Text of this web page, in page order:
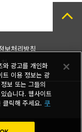
보처리방침
LTD.
와 광고를 개인화
트 이용 정보는 광
보 또는 그들의
습니다. 웹사이트
클릭해 주세요. 쿠